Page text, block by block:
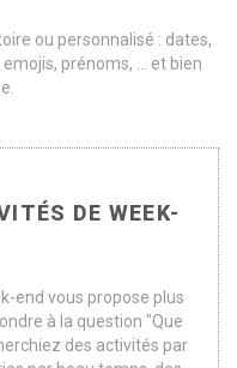
ou personnalisé : dates,
prénoms, ... et bien
DE WEEK-
end vous propose plus
à la question "Que
des activités par